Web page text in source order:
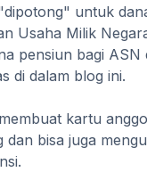
untuk
Usaha Milik
pensiun bagi ASN
di dalam blog ini.
kartu
dan bisa juga